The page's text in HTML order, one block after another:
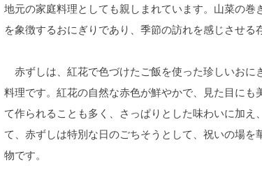
地元の家庭料理としても親しまれています。山菜の
を象徴するおにぎりであり、季節の訪れを感じさせる
赤ずしは、紅花で色づけたご飯を使った珍しいおに
料理です。紅花の自然な赤色が鮮やかで、見た目に
て作られることも多く、さっぱりとした味わいに加
て、赤ずしは特別な日のごちそうとして、祝いの場
物です。